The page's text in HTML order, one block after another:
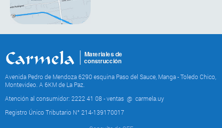
Avenida Pedro de Mendoza 6290 esquina Paso del Sauce, Manga - Toledo Chico,
Montevideo. A 6KM de La Paz.
Atención al consumidor: 2222 41 08 - ventas @ carmela.uy
Registro Único Tributario N° 214-139170017